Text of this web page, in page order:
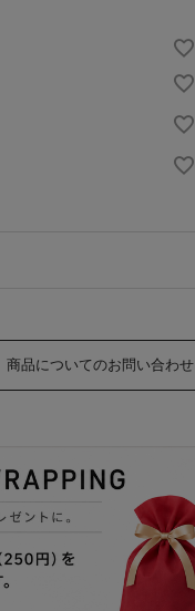
商品についてのお問い合わせ